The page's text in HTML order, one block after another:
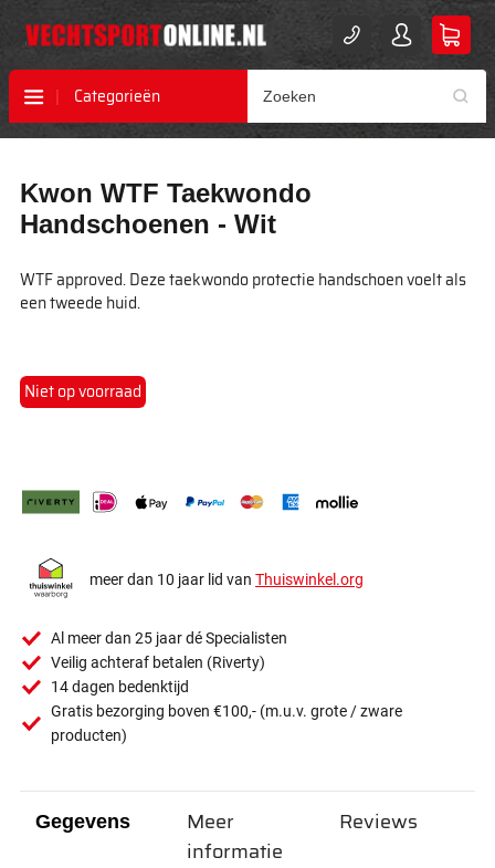
Categorieën
naar
het
einde
de
afbeeldingen-
naar
het
begin
de
afbeeldingen-
Kwon WTF Taekwondo
Handschoenen - Wit
WTF approved. Deze taekwondo protectie handschoen voelt als
een tweede huid.
Niet op voorraad
meer dan 10 jaar lid van Thuiswinkel.org
Al meer dan 25 jaar dé Specialisten
Veilig achteraf betalen (Riverty)
14 dagen bedenktijd
Gratis bezorging boven €100,- (m.u.v. grote / zware
producten)
Gegevens
Meer
informatie
Reviews